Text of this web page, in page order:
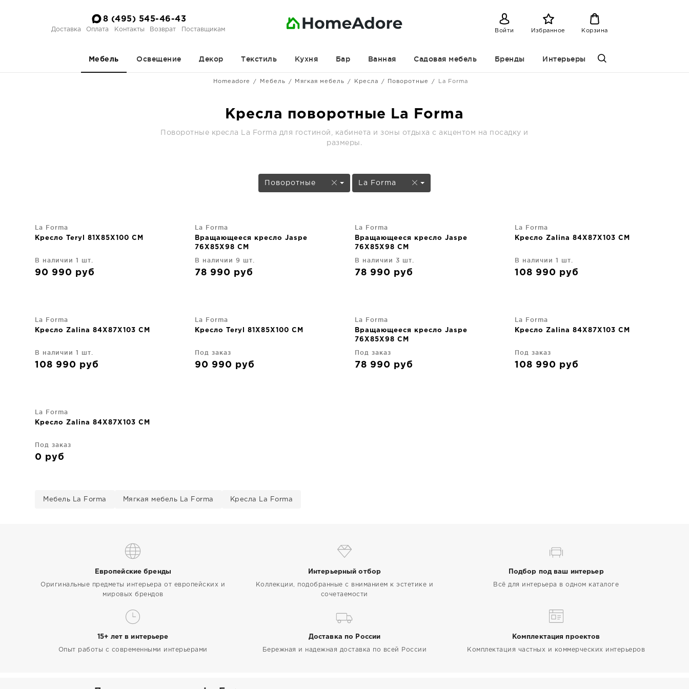
8 (495) 545-46-43
Доставка Оплата Контакты Возврат Поставщикам Войти Избранное Корзина
Мебель Освещение Декор Текстиль Кухня Бар Ванная Садовая мебель Бренды Интерьеры
Homeadore Мебель Мягкая мебель Кресла Поворотные La Forma
Кресла поворотные La Forma
Поворотные кресла La Forma для гостиной, кабинета и зоны отдыха с акцентом на посадку и
размеры.
Поворотные La Forma
La Forma
Кресло Teryl 81X85X100 CM
В наличии 1 шт.
90 990 руб
La Forma
Вращающееся кресло Jaspe
76X85X98 CM
В наличии 9 шт.
78 990 руб
La Forma
Вращающееся кресло Jaspe
76X85X98 CM
В наличии 3 шт.
78 990 руб
La Forma
Кресло Zalina 84X87X103 CM
В наличии 1 шт.
108 990 руб
La Forma
Кресло Zalina 84X87X103 CM
В наличии 1 шт.
108 990 руб
La Forma
Кресло Teryl 81X85X100 CM
Под заказ
90 990 руб
La Forma
Вращающееся кресло Jaspe
76X85X98 CM
Под заказ
78 990 руб
La Forma
Кресло Zalina 84X87X103 CM
Под заказ
108 990 руб
La Forma
Кресло Zalina 84X87X103 CM
Под заказ
0 руб
Мебель La Forma Мягкая мебель La Forma Кресла La Forma
Европейские бренды
Оригинальные предметы интерьера от европейских и
мировых брендов
Интерьерный отбор
Коллекции, подобранные с вниманием к эстетике и
сочетаемости
Подбор под ваш интерьер
Всё для интерьера в одном каталоге
15+ лет в интерьере
Опыт работы с современными интерьерами
Доставка по России
Бережная и надежная доставка по всей России
Комплектация проектов
Комплектация частных и коммерческих интерьеров